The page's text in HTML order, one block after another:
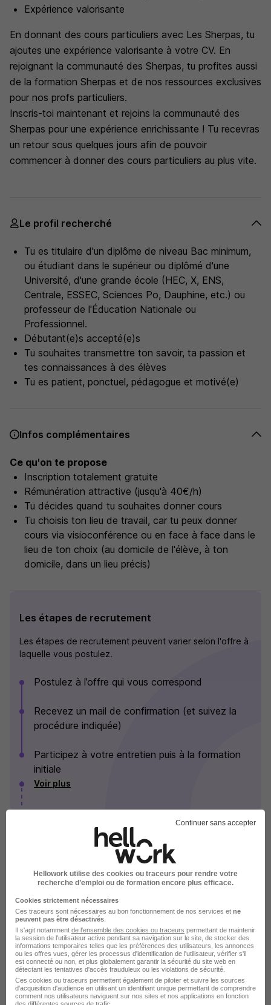
Expérience valorisante
En donnant des cours particuliers avec Les Sherpas, tu
ajoutes une expérience valorisante à votre CV. En
rejoignant la communauté des Sherpas, tu profites aussi
de la formation Sherpas et de nos ressources exclusives
pour nos profs particuliers.
Inscris-toi maintenant et rejoins la communauté des
Sherpas pour une expérience enrichissante ! Tu recevras
un retour sous quelques jours afin de pouvoir
commencer à donner des cours particuliers au plus vite.
Le profil recherché
Tu es titulaire d'un diplôme de niveau Bac minimum,
ou étudiant dans le supérieur ou diplômé d'une
Université, d'une grande école (HEC, X, ENS,
Centrale, ESSEC, Sciences Po, Dauphine, etc.) ou
professeur de l'Éducation Nationale ou
Professionnel.
Débutant(e)s accepté(e)s
Tu souhaites transmettre ton savoir, ta passion et
tes connaissances à des élèves
Tu es patient, ponctuel, pédagogue et motivé(e)
Infos complémentaires
Ce qu'on te propose
Inscription totalement gratuite
Rémunération attractive (jusqu'à 40€/h)
Tu décides quand tu souhaites donner cours
Tu choisis ton lieu de travail, car tu peux donner
cours via visioconférence ou en face à face dans le
lieu de ton choix (au domicile de l'élève, à ton
domicile, dans un lieu précis)
Les étapes de recrutement
Les étapes de recrutement peuvent varier selon l'offre à
laquelle vous postulez.
Postulez à l’offre qui vous correspond
Recevez un mail de confirmation (et suivez la
procédure indiquée)
Participez à votre entretien puis à la formation
initiale
Voir plus
Les Sherpas en images
Continuer sans accepter
Hellowork utilise des cookies ou traceurs pour rendre votre
recherche d’emploi ou de formation encore plus efficace.
Cookies strictement nécessaires
Ces traceurs sont nécessaires au bon fonctionnement de nos services et ne
peuvent pas être désactivés
Il s'agit notamment de l'ensemble des cookies ou traceurs permettant de maintenir
la session de l'utilisateur active pendant sa navigation sur le site, de stocker des
informations temporaires telles que les préférences des utilisateurs, les annonces
ou les offres vues, gérer les processus d'identification de l'utilisateur, vérifier s'il
est connecté ou non, et plus globalement garantir la sécurité du site web en
détectant les tentatives d'accès frauduleux ou les violations de sécurité.
Ces cookies ou traceurs permettent également de piloter et suivre les sources
d'acquisition d'audience en utilisant un identifiant unique permettant de comprendre
comment nos utilisateurs naviguent sur nos sites et nos applications en fonction